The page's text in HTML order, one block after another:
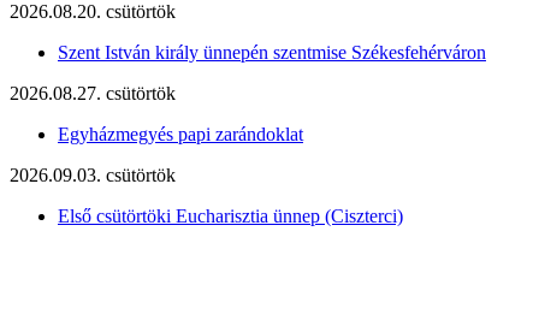
2026.08.20. csütörtök
Szent István király ünnepén szentmise Székesfehérváron
2026.08.27. csütörtök
Egyházmegyés papi zarándoklat
2026.09.03. csütörtök
Első csütörtöki Eucharisztia ünnep (Ciszterci)